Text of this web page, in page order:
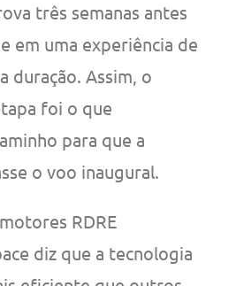
três semanas antes
em uma experiência de
duração. Assim, o
foi o que
para que a
o voo inaugural.
RDRE
diz que a tecnologia